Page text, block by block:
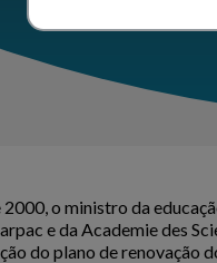
2000, o ministro da
e da Academie des
do plano de renovação